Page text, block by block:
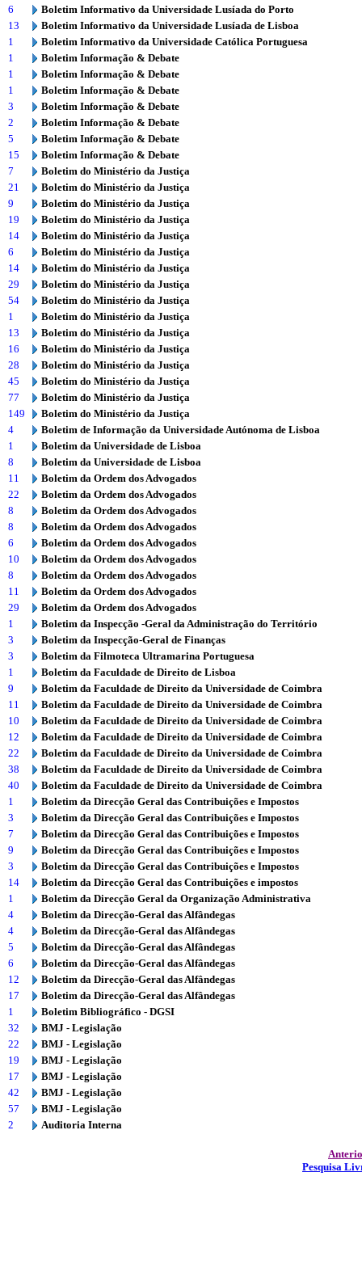
6
Boletim Informativo da Universidade Lusíada do Porto
13
Boletim Informativo da Universidade Lusíada de Lisboa
1
Boletim Informativo da Universidade Católica Portuguesa
1
Boletim Informação & Debate
1
Boletim Informação & Debate
1
Boletim Informação & Debate
3
Boletim Informação & Debate
2
Boletim Informação & Debate
5
Boletim Informação & Debate
15
Boletim Informação & Debate
7
Boletim do Ministério da Justiça
21
Boletim do Ministério da Justiça
9
Boletim do Ministério da Justiça
19
Boletim do Ministério da Justiça
14
Boletim do Ministério da Justiça
6
Boletim do Ministério da Justiça
14
Boletim do Ministério da Justiça
29
Boletim do Ministério da Justiça
54
Boletim do Ministério da Justiça
1
Boletim do Ministério da Justiça
13
Boletim do Ministério da Justiça
16
Boletim do Ministério da Justiça
28
Boletim do Ministério da Justiça
45
Boletim do Ministério da Justiça
77
Boletim do Ministério da Justiça
149
Boletim do Ministério da Justiça
4
Boletim de Informação da Universidade Autónoma de Lisboa
1
Boletim da Universidade de Lisboa
8
Boletim da Universidade de Lisboa
11
Boletim da Ordem dos Advogados
22
Boletim da Ordem dos Advogados
8
Boletim da Ordem dos Advogados
8
Boletim da Ordem dos Advogados
6
Boletim da Ordem dos Advogados
10
Boletim da Ordem dos Advogados
8
Boletim da Ordem dos Advogados
11
Boletim da Ordem dos Advogados
29
Boletim da Ordem dos Advogados
1
Boletim da Inspecção -Geral da Administração do Território
3
Boletim da Inspecção-Geral de Finanças
3
Boletim da Filmoteca Ultramarina Portuguesa
1
Boletim da Faculdade de Direito de Lisboa
9
Boletim da Faculdade de Direito da Universidade de Coimbra
11
Boletim da Faculdade de Direito da Universidade de Coimbra
10
Boletim da Faculdade de Direito da Universidade de Coimbra
12
Boletim da Faculdade de Direito da Universidade de Coimbra
22
Boletim da Faculdade de Direito da Universidade de Coimbra
38
Boletim da Faculdade de Direito da Universidade de Coimbra
40
Boletim da Faculdade de Direito da Universidade de Coimbra
1
Boletim da Direcção Geral das Contribuições e Impostos
3
Boletim da Direcção Geral das Contribuições e Impostos
7
Boletim da Direcção Geral das Contribuições e Impostos
9
Boletim da Direcção Geral das Contribuições e Impostos
3
Boletim da Direcção Geral das Contribuições e Impostos
14
Boletim da Direcção Geral das Contribuições e impostos
1
Boletim da Direcção Geral da Organização Administrativa
4
Boletim da Direcção-Geral das Alfândegas
4
Boletim da Direcção-Geral das Alfândegas
5
Boletim da Direcção-Geral das Alfândegas
6
Boletim da Direcção-Geral das Alfândegas
12
Boletim da Direcção-Geral das Alfândegas
17
Boletim da Direcção-Geral das Alfândegas
1
Boletim Bibliográfico - DGSI
32
BMJ - Legislação
22
BMJ - Legislação
19
BMJ - Legislação
17
BMJ - Legislação
42
BMJ - Legislação
57
BMJ - Legislação
2
Auditoria Interna
Pesquisa